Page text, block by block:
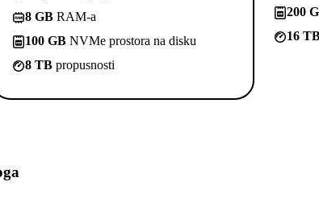
8 GB RAM-a
100 GB NVMe prostora na disku
8 TB propusnosti
200
16